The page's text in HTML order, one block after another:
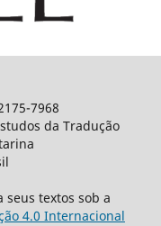
7968
da Tradução
seus textos sob a
4.0 Internacional